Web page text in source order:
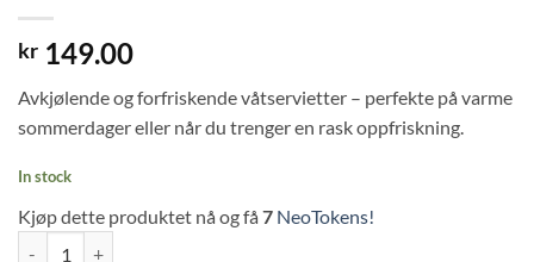
kr 149.00
Avkjølende og forfriskende våtservietter – perfekte på varme
sommerdager eller når du trenger en rask oppfriskning.
In stock
Kjøp dette produktet nå og få 7 NeoTokens!